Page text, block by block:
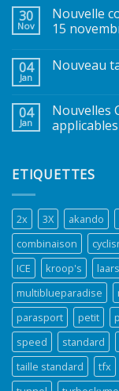
30
Nov
Nouvelle
15
04
Jan
Nouveau
04
Jan
Nouvelles
ETIQUETTES
2x 3X akando
combinaison
ICE
kroop's
multiblueparadise
parasport
petit
speed
standard
taille standard
tfx